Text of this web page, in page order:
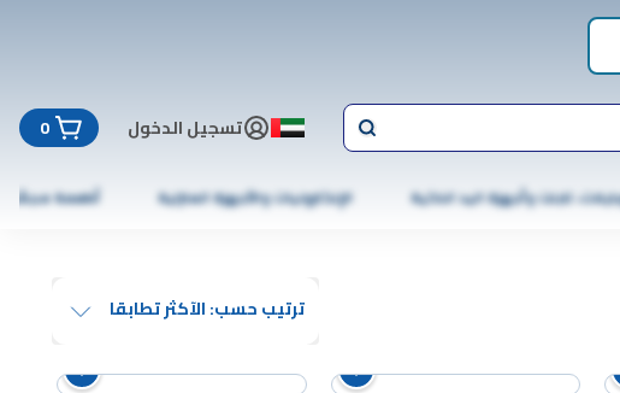
تسجيل الدخول 0
تابلت وأجهزة اليد الذكية الإلكترونيات والأجهزة المنزلية أطعمة مجمّدة
ترتيب حسب: الآكثر تطابقا